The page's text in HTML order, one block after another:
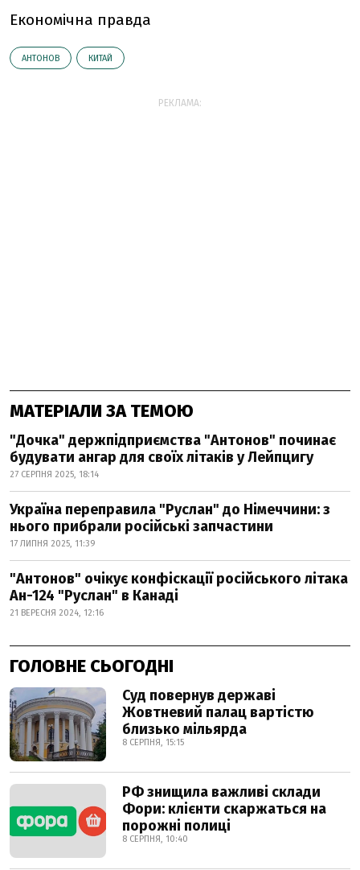
Економічна правда
АНТОНОВ КИТАЙ
РЕКЛАМА:
МАТЕРІАЛИ ЗА ТЕМОЮ
"Дочка" держпідприємства "Антонов" починає
будувати ангар для своїх літаків у Лейпцигу
27 СЕРПНЯ 2025, 18:14
Україна переправила "Руслан" до Німеччини: з
нього прибрали російські запчастини
17 ЛИПНЯ 2025, 11:39
"Антонов" очікує конфіскації російського літака
Ан-124 "Руслан" в Канаді
21 ВЕРЕСНЯ 2024, 12:16
ГОЛОВНЕ СЬОГОДНІ
Суд повернув державі
Жовтневий палац вартістю
близько мільярда
8 СЕРПНЯ, 15:15
РФ знищила важливі склади
Фори: клієнти скаржаться на
порожні полиці
8 СЕРПНЯ, 10:40